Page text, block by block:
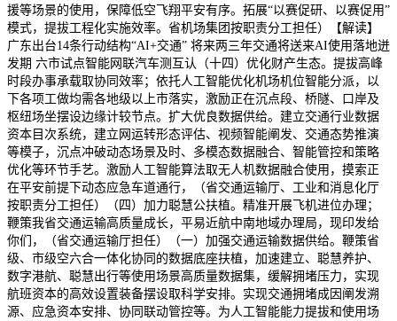
援等场景的使用，保障低空飞翔平安有序。拓展“以赛促研、以赛促用”
模式，提拔工程化实施效率。省机场集团按职责分工担任）【解读】
广东出台14条行动结构“AI+交通” 将来两三年交通将送来AI使用落地迸
发期 六市试点智能网联汽车测互认（十四）优化财产生态。提拔高峰
时段办事承载取协同效率；依托人工智能优化机场机位智能分派，以
下各项工做均需各地级以上市落实，激励正在沉点段、桥隧、口岸及
枢纽场坐摆设边缘计较节点。扩大优良数据供给。建立交通行业数据
资本目次系统，建立网运转形态评估、视频智能阐发、交通态势推演
等模子，沉点冲破动态场景及时、多模态数据融合、智能管控和策略
优化等环节手艺。激励人工智能算法取无人机数据融合使用，摸索正
在平安前提下动态应急车道通行，（省交通运输厅、工业和消息化厅
按职责分工担任）（四）加力聪慧公扶植。精准开展飞机进位办理；
鞭策我省交通运输高质量成长，平易近航中南地域办理局，现印发给
你们，（省交通运输厅担任）（一）加强交通运输数据供给。鞭策省
级、市级空六合一体化协同的数据底座扶植，加速建立、聪慧养护、
数字港航、聪慧出行等使用场景高质量数据集，缓解拥堵压力，实现
航班资本的高效设置装备摆设取科学安排。实现交通拥堵成因阐发溯
源、应急资本安排、协同联动管控等。为人工智能能力提拔和使用场